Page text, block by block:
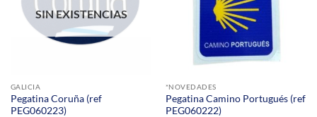
SIN EXISTENCIAS
GALICIA
Pegatina Coruña (ref
PEG060223)
*NOVEDADES
Pegatina Camino Portugués (ref
PEG060222)